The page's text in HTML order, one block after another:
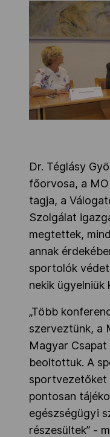
Dr. Téglásy
főorvosa, a
tagja, a
Szolgálat
megtettek,
annak
sportolók
nekik ügyelniük
„Több
szerveztünk, a
Magyar
beoltottuk. A
sportvezetőket
pontosan
egészségügyi
részesültek” -